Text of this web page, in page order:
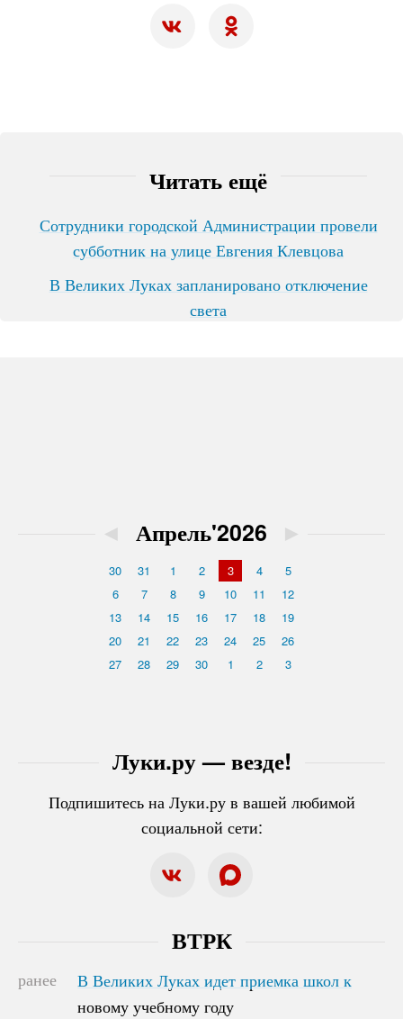
Читать ещё
Сотрудники городской Администрации провели
субботник на улице Евгения Клевцова
В Великих Луках запланировано отключение
света
Луки.ру — везде!
Подпишитесь на Луки.ру в вашей любимой
социальной сети:
◄ Апрель'2026 ►
30 31 1 2 3 4
5
6
7 8 9 10 11
12
13
14 15 16 17 18
19
20
21 22 23 24 25
26
27
28 29 30 1 2 3
ВТРК
ранее
В Великих Луках идет приемка школ к
новому учебному году
В Великих Луках идет приемка школ к
новому учебному году